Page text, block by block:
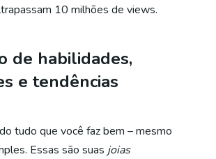
10 milhões de views.
de habilidades,
e tendências
tudo que você faz bem – mesmo
Essas são suas joias